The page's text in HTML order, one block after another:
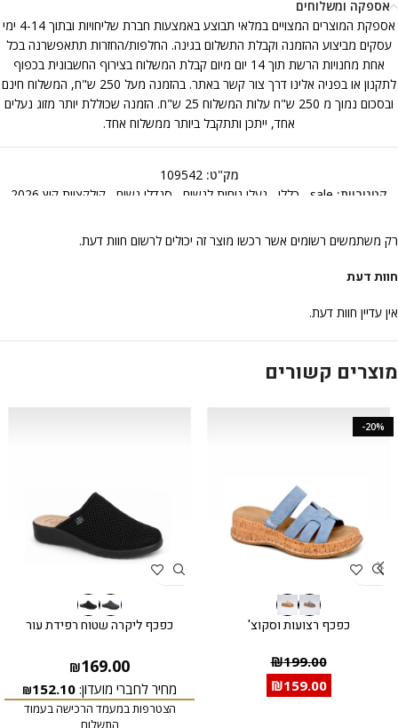
אספקה ומשלוחים
אספקת המוצרים המצויים במלאי תבוצע באמצעות חברת שליחויות ובתוך 4-14 ימי
עסקים מביצוע ההזמנה וקבלת התשלום בגינה. החלפות/החזרות תתאפשרנה בכל
אחת מחנויות הרשת תוך 14 יום מיום קבלת המשלוח בצירוף החשבונית בכפוף
לתקנון או בפניה אלינו דרך צור קשר באתר. בהזמנה מעל 250 ש"ח, המשלוח חינם
ובסכום נמוך מ 250 ש"ח עלות המשלוח 25 ש"ח. הזמנה שכוללת יותר מזוג נעלים
אחד, ייתכן ותתקבל ביותר ממשלוח אחד.
מק"ט:109542
קטגוריות: sale כללי נעלי נוחות לנשים סנדלי נשים קולקציית קיץ 2026
חוות דעת
אין עדיין חוות דעת.
רק משתמשים רשומים אשר רכשו מוצר זה יכולים לרשום חוות דעת.
מוצרים קשורים
-20%
כפכף רצועות וסקוצ'
₪199.00
₪159.00
כפכף ליקרה שטוח רפידת עור
₪169.00
מחיר לחברי מועדון: ₪152.10
הצטרפות במעמד הרכישה בעמוד
התשלום